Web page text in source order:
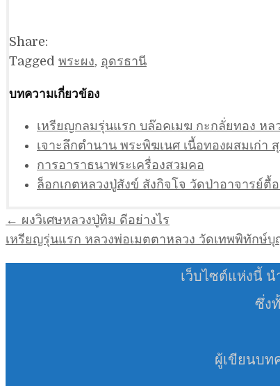
Share:
Tagged พระผง, อุดรธานี
บทความเกี่ยวข้อง
เหรียญกลมรุ่นแรก บล๊อคเมฆ กะกลั่ยทอง ห
เจาะลึกตำนาน พระพิฆเนศ เนื้อทองผสมเก่า
การอาราธนาพระเครื่องสวมคอ
ล็อกเกตหลวงปู่สังข์ สังกิจโจ วัดป่าอาจารย์ตื้
แนะแนว
เรื่อง
← ผงวิเศษหลวงปู่ทิม ดีอย่างไร
เหรียญรุ่นแรก หลวงพ่อเมตตาหลวง วัดเทพพิทัก
เว็บไซต์แห่งนี้ น
ซึ่ง
ผู้เขียนบท